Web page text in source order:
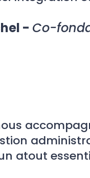
- Co-
atout